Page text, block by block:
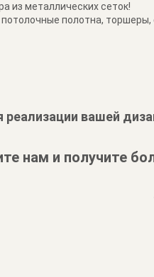
из металлических сеток!
полотна, торшеры,
вашей
нам и получите